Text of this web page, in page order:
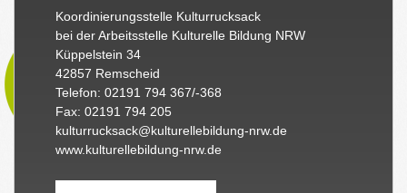
Koordinierungsstelle Kulturrucksack
bei der Arbeitsstelle Kulturelle Bildung NRW
Küppelstein 34
42857 Remscheid
Telefon: 02191 794 367/-368
Fax: 02191 794 205
kulturrucksack@kulturellebildung-nrw.de
www.kulturellebildung-nrw.de